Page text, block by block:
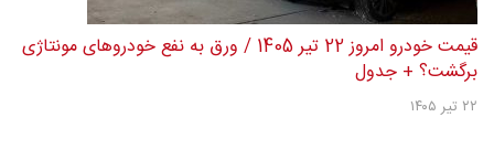
قیمت خودرو امروز 22 تیر 1405 / ورق به نفع خودروهای مونتاژی
برگشت؟ + جدول
۲۲ تیر ۱۴۰۵